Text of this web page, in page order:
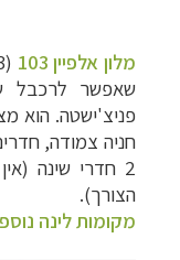
מלון אלפיין 103
שאפשר לרכבל
פניצ'ישטה. הוא
2 חדרי שינה
הצורך).
מקומות לינה